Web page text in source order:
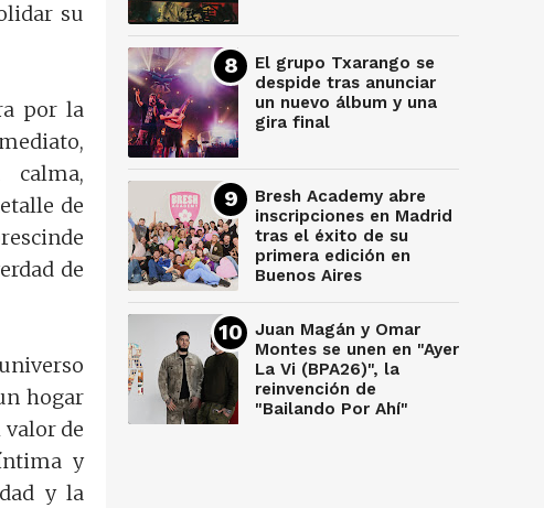
su
por la
de
de
hogar
valor de
y
y la
El grupo Txarango se
despide tras anunciar
un nuevo álbum y una
gira final
Bresh Academy abre
inscripciones en Madrid
tras el éxito de su
primera edición en
Buenos Aires
Juan Magán y Omar
Montes se unen en "Ayer
La Vi (BPA26)", la
reinvención de
"Bailando Por Ahí"